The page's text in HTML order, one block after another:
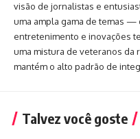
visão de jornalistas e
uma ampla gama de temas —
entretenimento e inovações
uma mistura de veteranos da
mantém o alto padrão de
Talvez você goste